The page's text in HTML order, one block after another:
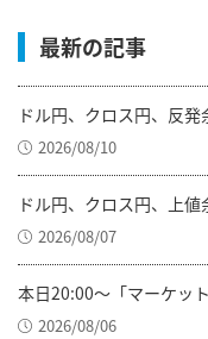
最新の記事
ドル円、クロス円、反発
2026/08/10
ドル円、クロス円、上値
2026/08/07
本日20:00～「マーケッ
2026/08/06